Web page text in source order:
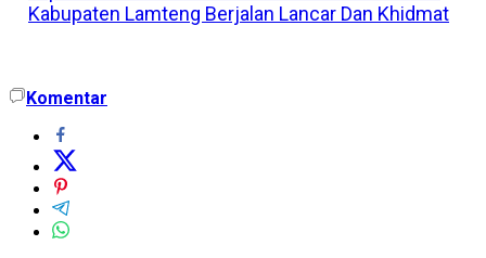
Kabupaten Lamteng Berjalan Lancar Dan Khidmat
Komentar